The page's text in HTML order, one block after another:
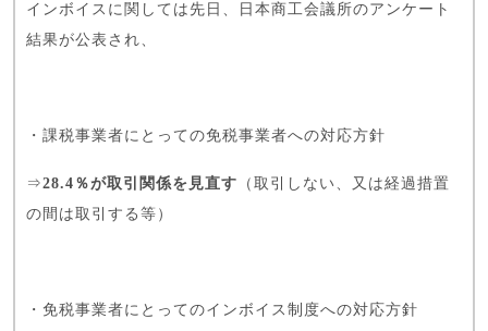
インボイスに関しては先日、日本商工会議所のアンケート
結果が公表され、
・課税事業者にとっての免税事業者への対応方針
⇒28.4％が取引関係を見直す （取引しない、又は経過措置
の間は取引する等）
・免税事業者にとってのインボイス制度への対応方針